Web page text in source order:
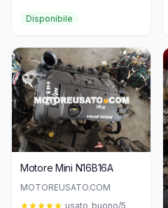
Disponibile
Motore Mini N16B16A
MOTOREUSATO.COM
usato_buono/5